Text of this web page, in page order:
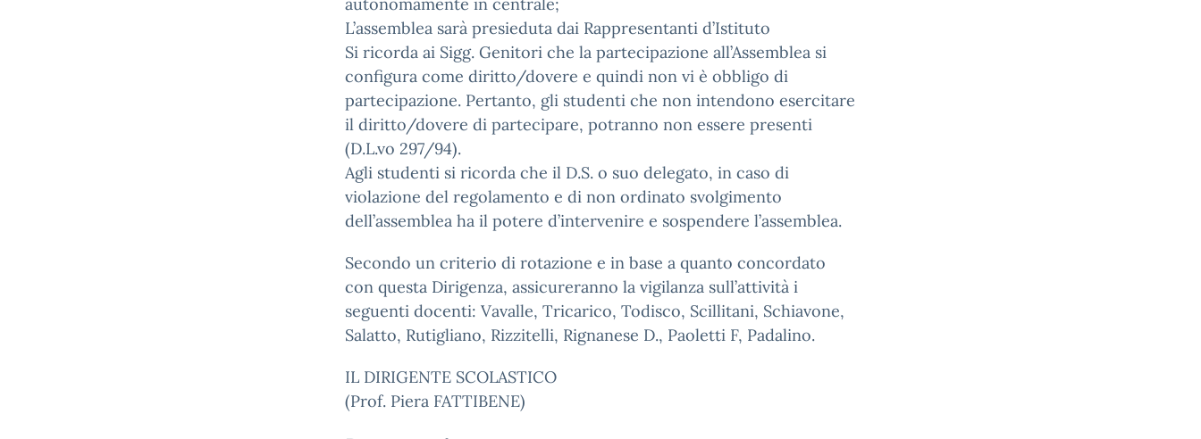
L’assemblea sarà presieduta dai Rappresentanti d’Istituto
Si ricorda ai Sigg. Genitori che la partecipazione all’Assemblea si
configura come diritto/dovere e quindi non vi è obbligo di
partecipazione. Pertanto, gli studenti che non intendono esercitare
il diritto/dovere di partecipare, potranno non essere presenti
(D.L.vo 297/94).
Agli studenti si ricorda che il D.S. o suo delegato, in caso di
violazione del regolamento e di non ordinato svolgimento
dell’assemblea ha il potere d’intervenire e sospendere l’assemblea.
Secondo un criterio di rotazione e in base a quanto concordato
con questa Dirigenza, assicureranno la vigilanza sull’attività i
seguenti docenti: Vavalle, Tricarico, Todisco, Scillitani, Schiavone,
Salatto, Rutigliano, Rizzitelli, Rignanese D., Paoletti F, Padalino.
IL DIRIGENTE SCOLASTICO
(Prof. Piera FATTIBENE)